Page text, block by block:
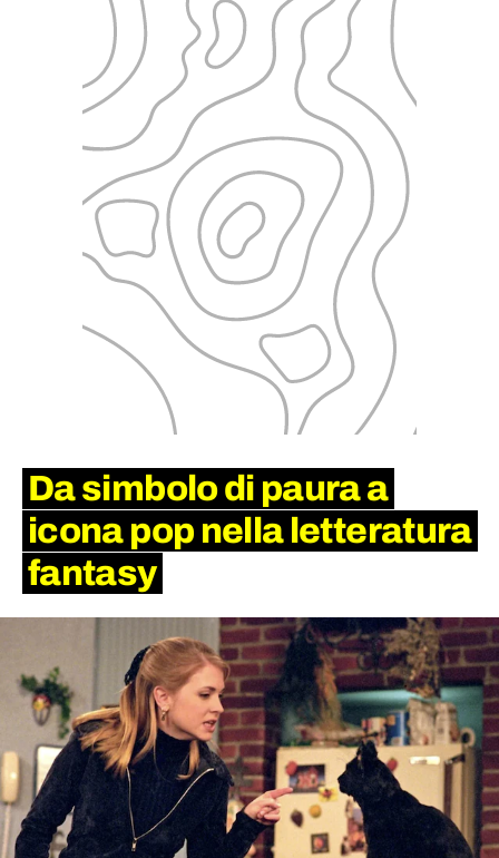
Da simbolo di paura a
icona pop nella letteratura
fantasy